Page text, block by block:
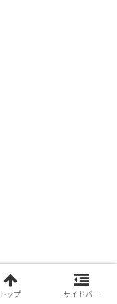
トップ サイドバー